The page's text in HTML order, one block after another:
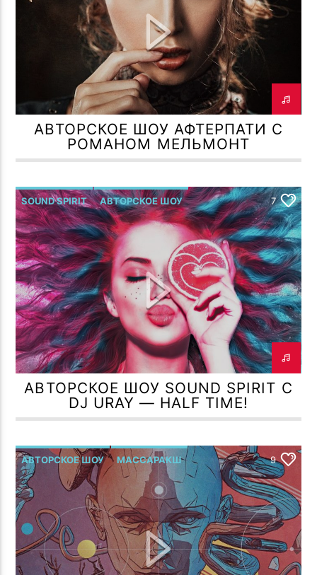
АВТОРСКОЕ ШОУ АФТЕРПАТИ С
РОМАНОМ МЕЛЬМОНТ
SOUND SPIRIT АВТОРСКОЕ ШОУ 7
АВТОРСКОЕ ШОУ SOUND SPIRIT С
DJ URAY — HALF TIME!
АВТОРСКОЕ ШОУ МАССАРАКШ
Р.МЕЛЬМОНТ
9